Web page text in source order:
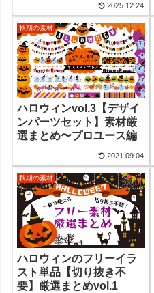
2025.12.24
秋期の素材
ハロウィンvol.3【デザイ
ンパーツセット】素材厳
選まとめ〜プロユース編
2021.09.04
秋期の素材
ハロウィンのフリーイラ
スト単品【切り抜き不
要】厳選まとめvol.1